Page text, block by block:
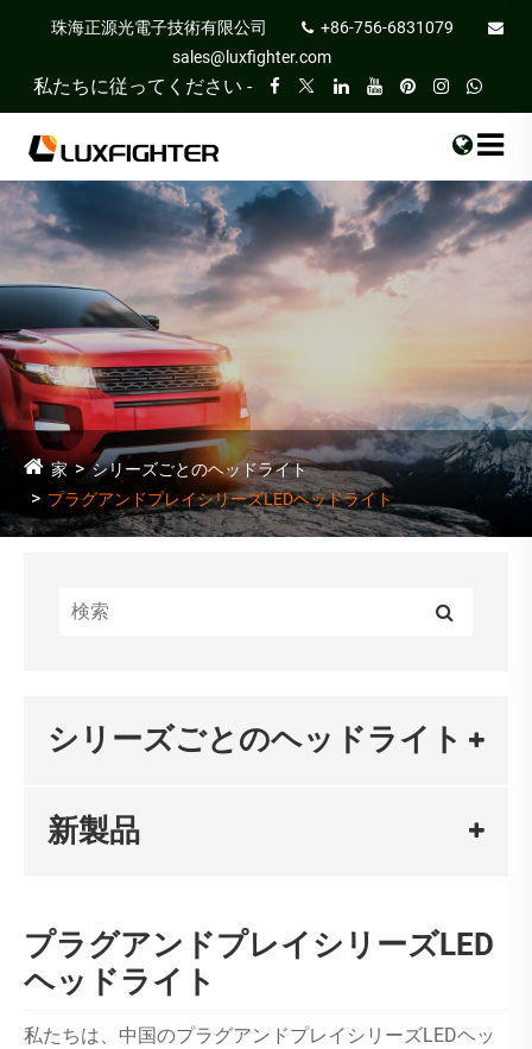
珠海正源光電子技術有限公司
+86-756-6831079
sales@luxfighter.com
私たちに従ってください -
家
シリーズごとのヘッドライト
プラグアンドプレイシリーズLEDヘッドライト
シリーズごとのヘッドライト
新製品
プラグアンドプレイシリーズLED
ヘッドライト
私たちは、中国のプラグアンドプレイシリーズLEDヘッ